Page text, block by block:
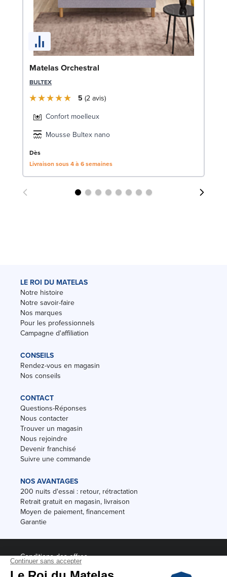
Matelas Orchestral
BULTEX
5 2 avis
Confort moelleux
Mousse Bultex nano
Dès
Livraison sous 4 à 6 semaines
LE ROI DU MATELAS
Notre histoire
Notre savoir-faire
Nos marques
Pour les professionnels
Campagne d'affiliation
CONSEILS
Rendez-vous en magasin
Nos conseils
CONTACT
Questions-Réponses
Nous contacter
Trouver un magasin
Nous rejoindre
Devenir franchisé
Suivre une commande
NOS AVANTAGES
200 nuits d'essai : retour, rétractation
Retrait gratuit en magasin, livraison
Moyen de paiement, financement
Garantie
Conditions des offres
Black Friday